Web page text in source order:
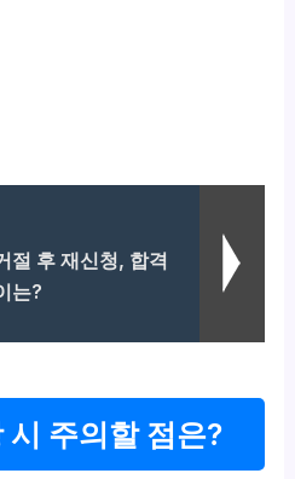
절 후 재신청, 합격
는?
시 주의할 점은?